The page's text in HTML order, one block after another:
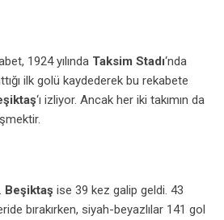
1924 yılında Taksim Stadı‘nda
ilk golü kaydederek bu rekabete
‘ı izliyor. Ancak her iki takımın da
Beşiktaş ise 39 kez galip geldi. 43
bırakırken, siyah-beyazlılar 141 gol